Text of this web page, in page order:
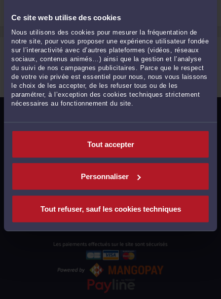
Ce site web utilise des cookies
Nous utilisons des cookies pour mesurer la fréquentation de
notre site, pour vous proposer une expérience utilisateur fondée
sur l’interactivité avec d’autres plateformes (vidéos, réseaux
sociaux, contenus animés…) ainsi que la gestion et l’analyse
du suivi de nos campagnes publicitaires. Parce que le respect
de votre vie privée est essentiel pour nous, nous vous laissons
le choix de les accepter, de les refuser tous ou de les
paramétrer, à l’exception des cookies techniques strictement
nécessaires au fonctionnement du site.
Tout accepter
Personnaliser
Tout refuser, sauf les cookies techniques
1 Droit immobilier
MENTIONS LÉGALES
POLITIQUE DE CONFIDENTIALITÉ
POLITIQUE DES COOKIES
CGU AVOCATS
CGUV UTILISATEURS
PLAN DU SITE